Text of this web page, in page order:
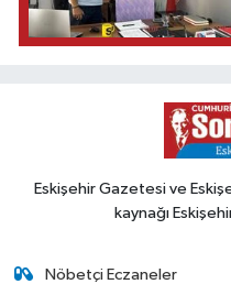
Eskişehir Gazetesi ve
kaynağı
Nöbetçi Eczaneler